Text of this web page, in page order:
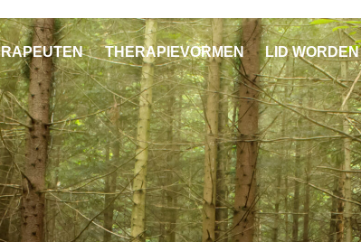
THERAPIEVORMEN LID WORDEN